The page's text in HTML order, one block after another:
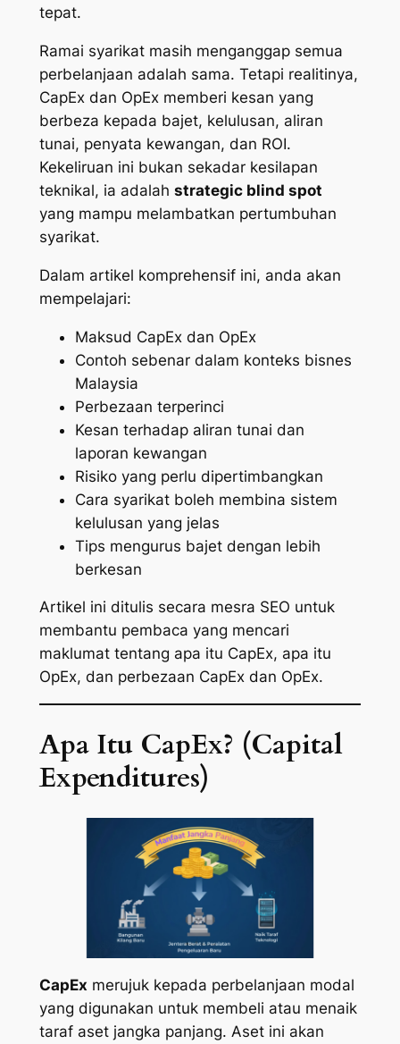
tepat.
Ramai syarikat masih menganggap semua
perbelanjaan adalah sama. Tetapi realitinya,
CapEx dan OpEx memberi kesan yang
berbeza kepada bajet, kelulusan, aliran
tunai, penyata kewangan, dan ROI.
Kekeliruan ini bukan sekadar kesilapan
teknikal, ia adalah strategic blind spot
yang mampu melambatkan pertumbuhan
syarikat.
Dalam artikel komprehensif ini, anda akan
mempelajari:
Maksud CapEx dan OpEx
Contoh sebenar dalam konteks bisnes
Malaysia
Perbezaan terperinci
Kesan terhadap aliran tunai dan
laporan kewangan
Risiko yang perlu dipertimbangkan
Cara syarikat boleh membina sistem
kelulusan yang jelas
Tips mengurus bajet dengan lebih
berkesan
Artikel ini ditulis secara mesra SEO untuk
membantu pembaca yang mencari
maklumat tentang apa itu CapEx, apa itu
OpEx, dan perbezaan CapEx dan OpEx.
Apa Itu CapEx? (Capital
Expenditures)
CapEx merujuk kepada perbelanjaan modal
yang digunakan untuk membeli atau menaik
taraf aset jangka panjang. Aset ini akan